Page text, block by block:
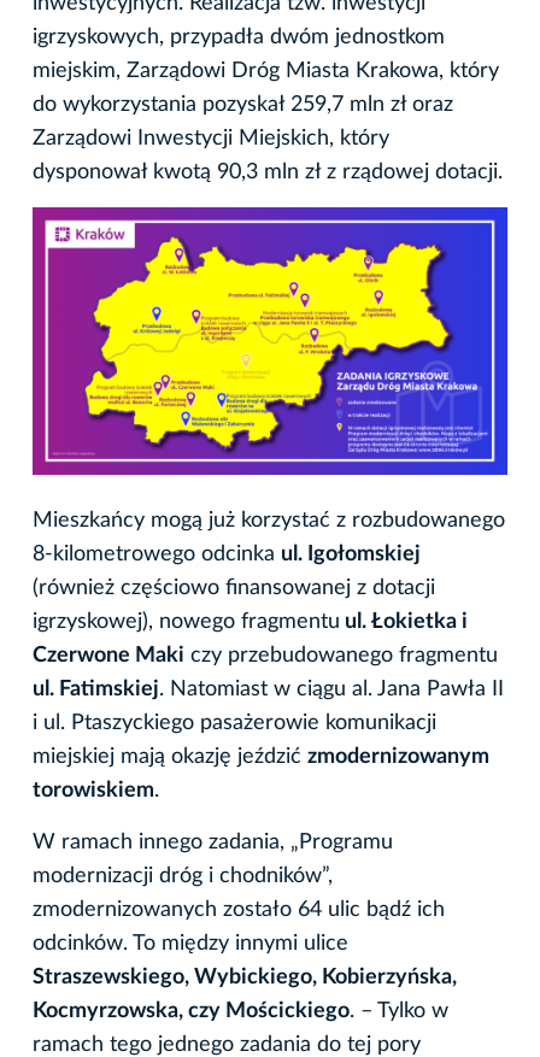
igrzyskowych, przypadła dwóm jednostkom
miejskim, Zarządowi Dróg Miasta Krakowa, który
do wykorzystania pozyskał 259,7 mln zł oraz
Zarządowi Inwestycji Miejskich, który
dysponował kwotą 90,3 mln zł z rządowej dotacji.
Mieszkańcy mogą już korzystać z rozbudowanego
8-kilometrowego odcinka ul. Igołomskiej
(również częściowo finansowanej z dotacji
igrzyskowej), nowego fragmentu ul. Łokietka i
Czerwone Maki czy przebudowanego fragmentu
ul. Fatimskiej. Natomiast w ciągu al. Jana Pawła II
i ul. Ptaszyckiego pasażerowie komunikacji
miejskiej mają okazję jeździć zmodernizowanym
torowiskiem.
W ramach innego zadania, „Programu
modernizacji dróg i chodników”,
zmodernizowanych zostało 64 ulic bądź ich
odcinków. To między innymi ulice
Straszewskiego, Wybickiego, Kobierzyńska,
Kocmyrzowska, czy Mościckiego. – Tylko w
ramach tego jednego zadania do tej pory